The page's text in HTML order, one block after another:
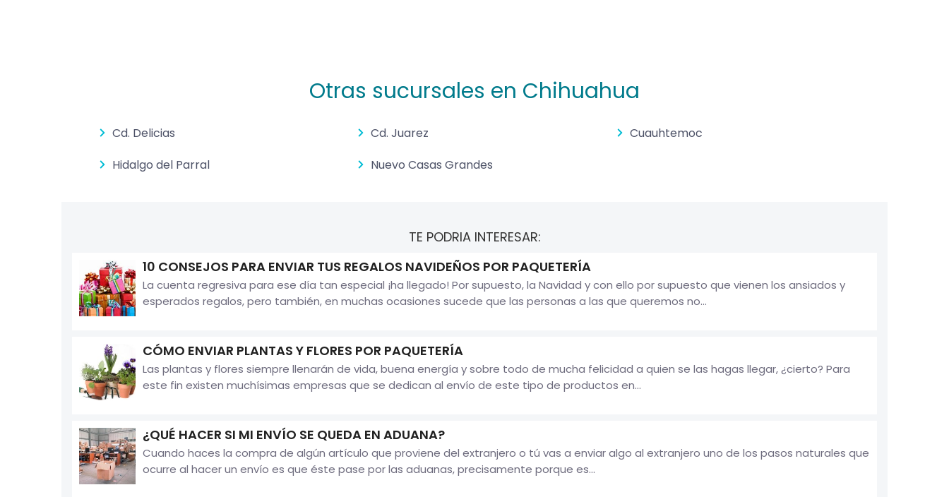
Otras sucursales en Chihuahua
Cd. Delicias Cd. Juarez
Cuauhtemoc
Hidalgo del Parral
Nuevo Casas Grandes
TE PODRIA INTERESAR:
10 CONSEJOS PARA ENVIAR TUS REGALOS NAVIDEÑOS POR PAQUETERÍA
La cuenta regresiva para ese día tan especial ¡ha llegado! Por supuesto, la Navidad y con ello por supuesto que vienen los ansiados y
esperados regalos, pero también, en muchas ocasiones sucede que las personas a las que queremos no...
CÓMO ENVIAR PLANTAS Y FLORES POR PAQUETERÍA
Las plantas y flores siempre llenarán de vida, buena energía y sobre todo de mucha felicidad a quien se las hagas llegar, ¿cierto? Para
este fin existen muchísimas empresas que se dedican al envío de este tipo de productos en...
¿QUÉ HACER SI MI ENVÍO SE QUEDA EN ADUANA?
Cuando haces la compra de algún artículo que proviene del extranjero o tú vas a enviar algo al extranjero uno de los pasos naturales que
ocurre al hacer un envío es que éste pase por las aduanas, precisamente porque es...